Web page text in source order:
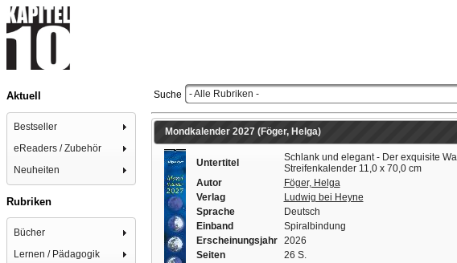
Aktuell
Bestseller
eReaders / Zubehör
Neuheiten
Rubriken
Bücher
Lernen / Pädagogik
Suche - Alle Rubriken -
Mondkalender 2027 (Föger, Helga)
Untertitel
Schlank und elegant - Der exquisite
Streifenkalender 11,0 x 70,0 cm
Autor
Föger, Helga
Verlag
Ludwig bei Heyne
Sprache
Deutsch
Einband
Spiralbindung
Erscheinungsjahr
2026
Seiten
26 S.